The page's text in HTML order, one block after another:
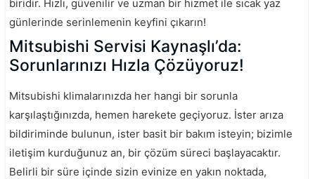
biridir. Hızlı, güvenilir ve uzman bir hizmet ile sıcak yaz
günlerinde serinlemenin keyfini çıkarın!
Mitsubishi Servisi Kaynaşlı’da:
Sorunlarınızı Hızla Çözüyoruz!
Mitsubishi klimalarınızda her hangi bir sorunla
karşılaştığınızda, hemen harekete geçiyoruz. İster arıza
bildiriminde bulunun, ister basit bir bakım isteyin; bizimle
iletişim kurduğunuz an, bir çözüm süreci başlayacaktır.
Belirli bir süre içinde sizin evinize en yakın noktada,